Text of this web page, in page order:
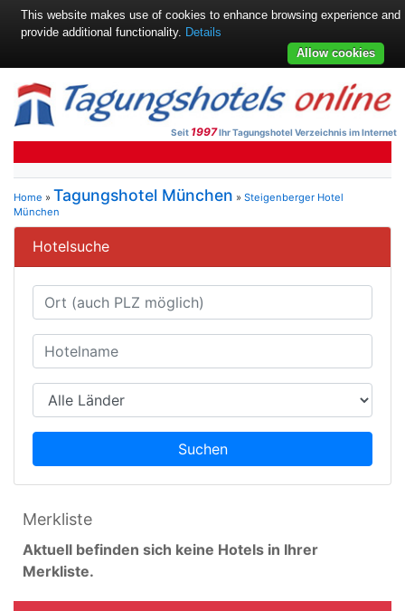
Seit 1997Ihr Tagungshotel Verzeichnis im Internet
Home » Tagungshotel München » Steigenberger Hotel
München
Hotelsuche
Suchen
Merkliste
Aktuell befinden sich keine Hotels in Ihrer
Merkliste.
This website makes use of cookies to enhance browsing experience and
provide additional functionality. Details
Allow cookies